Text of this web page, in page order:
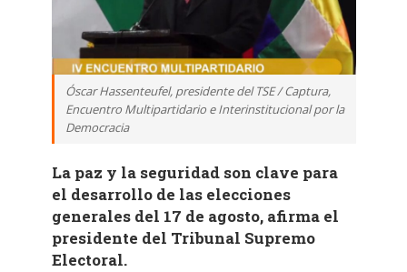
Óscar Hassenteufel, presidente del TSE / Captura,
Encuentro Multipartidario e Interinstitucional por la
Democracia
La paz y la seguridad son clave para
el desarrollo de las elecciones
generales del 17 de agosto, afirma el
presidente del Tribunal Supremo
Electoral.